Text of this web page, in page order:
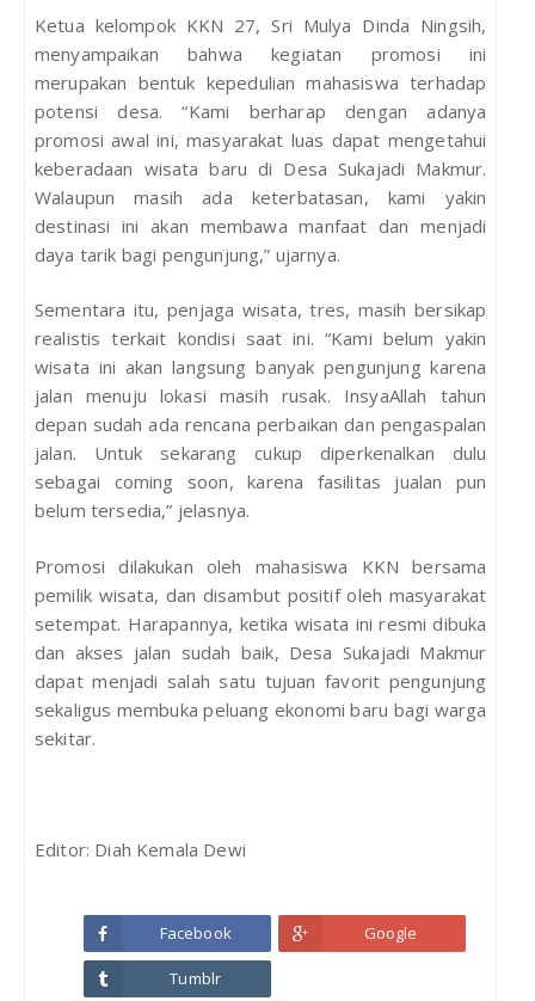
Ketua kelompok KKN 27, Sri Mulya Dinda Ningsih,
menyampaikan bahwa kegiatan promosi ini
merupakan bentuk kepedulian mahasiswa terhadap
potensi desa. “Kami berharap dengan adanya
promosi awal ini, masyarakat luas dapat mengetahui
keberadaan wisata baru di Desa Sukajadi Makmur.
Walaupun masih ada keterbatasan, kami yakin
destinasi ini akan membawa manfaat dan menjadi
daya tarik bagi pengunjung,” ujarnya.
Sementara itu, penjaga wisata, tres, masih bersikap
realistis terkait kondisi saat ini. “Kami belum yakin
wisata ini akan langsung banyak pengunjung karena
jalan menuju lokasi masih rusak. InsyaAllah tahun
depan sudah ada rencana perbaikan dan pengaspalan
jalan. Untuk sekarang cukup diperkenalkan dulu
sebagai coming soon, karena fasilitas jualan pun
belum tersedia,” jelasnya.
Promosi dilakukan oleh mahasiswa KKN bersama
pemilik wisata, dan disambut positif oleh masyarakat
setempat. Harapannya, ketika wisata ini resmi dibuka
dan akses jalan sudah baik, Desa Sukajadi Makmur
dapat menjadi salah satu tujuan favorit pengunjung
sekaligus membuka peluang ekonomi baru bagi warga
sekitar.
Editor: Diah Kemala Dewi
Facebook Google
Tumblr